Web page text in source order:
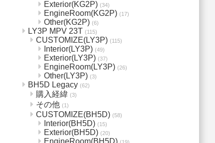
Exterior(KG2P) (34)
EngineRoom(KG2P) (17)
Other(KG2P) (6)
LY3P MPV 23T (115)
CUSTOMIZE(LY3P) (115)
Interior(LY3P) (49)
Exterior(LY3P) (37)
EngineRoom(LY3P) (26)
Other(LY3P) (3)
BH5D Legacy (62)
購入経緯 (3)
その他 (1)
CUSTOMIZE(BH5D) (58)
Interior(BH5D) (15)
Exterior(BH5D) (20)
EngineRoom(BH5D)